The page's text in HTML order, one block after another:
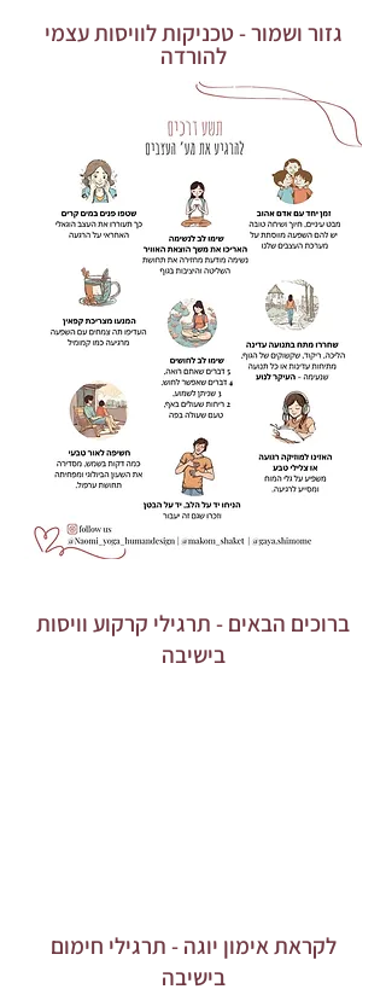
גזור ושמור - טכניקות לוויסות עצמי
להורדה
ברוכים הבאים - תרגילי קרקוע וויסות
בישיבה
לקראת אימון יוגה - תרגילי חימום
בישיבה